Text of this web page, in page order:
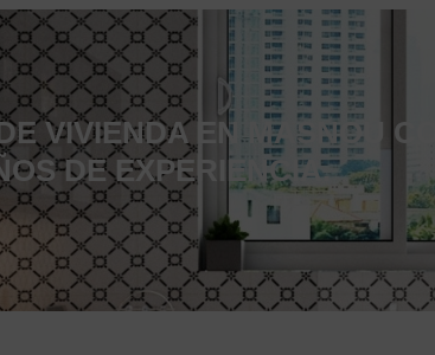
VIVIENDA EN MASNOU
DE EXPERIENCIA.